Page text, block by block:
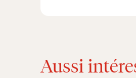
Aussi